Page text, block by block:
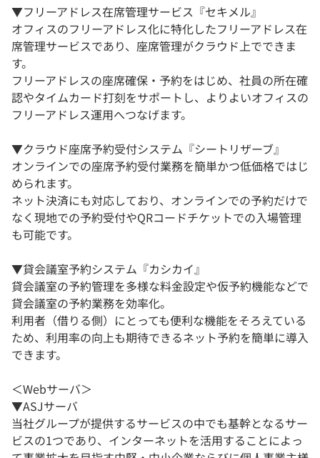
▼フリーアドレス在席管理サービス『セキメル』
オフィスのフリーアドレス化に特化したフリーアドレス在
席管理サービスであり、座席管理がクラウド上でできま
す。
フリーアドレスの座席確保・予約をはじめ、社員の所在確
認やタイムカード打刻をサポートし、よりよいオフィスの
フリーアドレス運用へつなげます。
▼クラウド座席予約受付システム『シートリザーブ』
オンラインでの座席予約受付業務を簡単かつ低価格ではじ
められます。
ネット決済にも対応しており、オンラインでの予約だけで
なく現地での予約受付やQRコードチケットでの入場管理
も可能です。
▼貸会議室予約システム『カシカイ』
貸会議室の予約管理を多様な料金設定や仮予約機能などで
貸会議室の予約業務を効率化。
利用者（借りる側）にとっても便利な機能をそろえている
ため、利用率の向上も期待できるネット予約を簡単に導入
できます。
＜Webサーバ＞
▼ASJサーバ
当社グループが提供するサービスの中でも基幹となるサー
ビスの1つであり、インターネットを活用することによっ